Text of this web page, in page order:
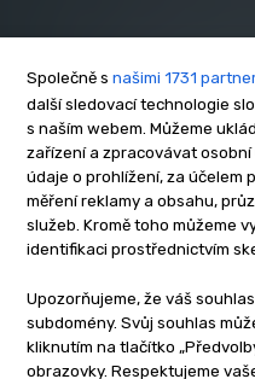
Společně s našimi 1731
další sledovací technologie
s naším webem. Můžeme
zařízení a zpracovávat osobní
údaje o prohlížení, za účelem
měření reklamy a obsahu,
služeb. Kromě toho můžeme
identifikaci prostřednictvím
Upozorňujeme, že váš
subdomény. Svůj souhlas
kliknutím na tlačítko
obrazovky. Respektujeme